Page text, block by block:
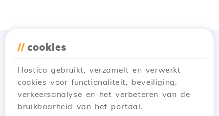
// cookies
Hostico gebruikt, verzamelt en verwerkt
cookies voor functionaliteit, beveiliging,
verkeersanalyse en het verbeteren van de
bruikbaarheid van het portaal.
Download de app